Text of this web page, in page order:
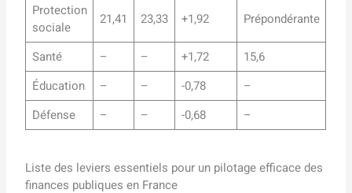
Protection
sociale
21,41 23,33 +1,92 Prépondérante
Santé – – +1,72
15,6
Éducation
– – -0,78
–
Défense
– – -0,68 –
Liste des leviers essentiels pour un pilotage efficace des
finances publiques en France